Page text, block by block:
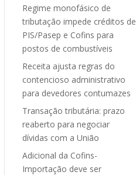
Regime monofásico de
tributação impede créditos de
PIS/Pasep e Cofins para
postos de combustíveis
Receita ajusta regras do
contencioso administrativo
para devedores contumazes
Transação tributária: prazo
reaberto para negociar
dívidas com a União
Adicional da Cofins-
Importação deve ser